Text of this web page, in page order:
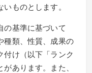
ものとします。
の基準に基づいて
種類、性質、成果の
付け（以下「ランク
あります。また、